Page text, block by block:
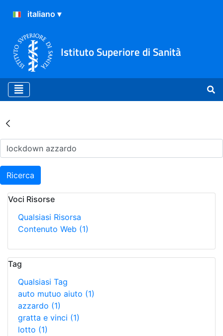
Istituto Superiore di Sanità
Risultati della Ricerca -
Ricerca
Voci Risorse
Qualsiasi Risorsa
Contenuto Web (1)
Tag
Qualsiasi Tag
auto mutuo aiuto (1)
azzardo (1)
gratta e vinci (1)
lotto (1)